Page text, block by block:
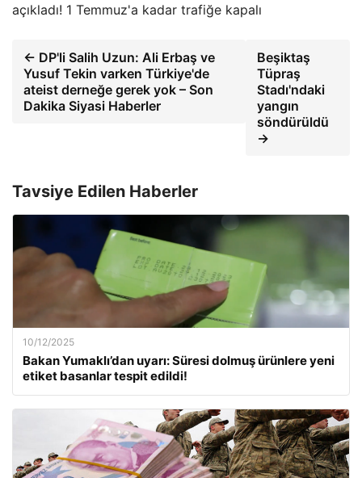
açıkladı! 1 Temmuz'a kadar trafiğe kapalı
← DP'li Salih Uzun: Ali Erbaş ve
Yusuf Tekin varken Türkiye'de
ateist derneğe gerek yok – Son
Dakika Siyasi Haberler
Beşiktaş
Tüpraş
Stadı'ndaki
yangın
söndürüldü
→
Tavsiye Edilen Haberler
10/12/2025
Bakan Yumaklı’dan uyarı: Süresi dolmuş ürünlere yeni
etiket basanlar tespit edildi!